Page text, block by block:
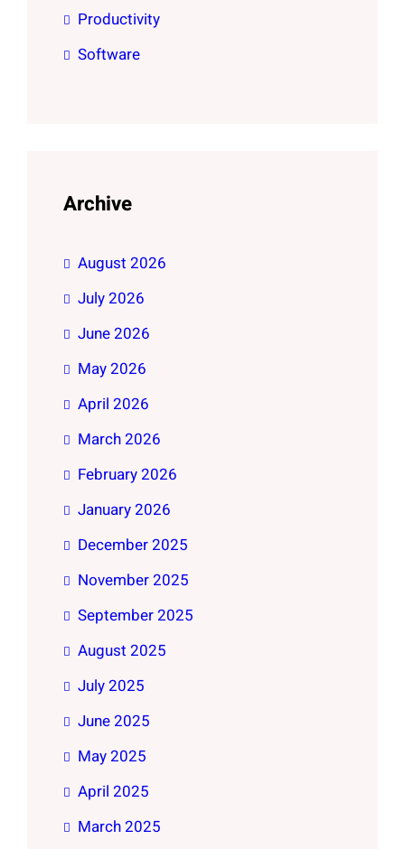
Productivity
Software
Archive
August 2026
July 2026
June 2026
May 2026
April 2026
March 2026
February 2026
January 2026
December 2025
November 2025
September 2025
August 2025
July 2025
June 2025
May 2025
April 2025
March 2025